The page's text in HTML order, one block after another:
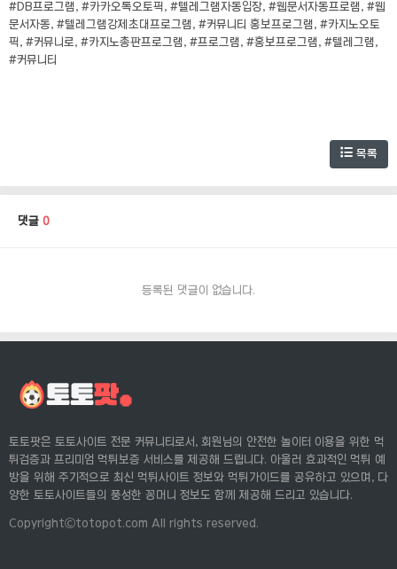
#DB프로그램, #카카오톡오토픽, #텔레그램자동입장, #웹문서자동프로램, #웹
문서자동, #텔레그램강제초대프로그램, #커뮤니티 홍보프로그램, #카지노오토
픽, #커뮤니로, #카지노총판프로그램, #프로그램, #홍보프로그램, #텔레그램,
#커뮤니티
목록
댓글 0
등록된 댓글이 없습니다.
토토팟은 토토사이트 전문 커뮤니티로서, 회원님의 안전한 놀이터 이용을 위한 먹
튀검증과 프리미엄 먹튀보증 서비스를 제공해 드립니다. 아울러 효과적인 먹튀 예
방을 위해 주기적으로 최신 먹튀사이트 정보와 먹튀가이드를 공유하고 있으며, 다
양한 토토사이트들의 풍성한 꽁머니 정보도 함께 제공해 드리고 있습니다.
Copyrightⓒtotopot.com All rights reserved.